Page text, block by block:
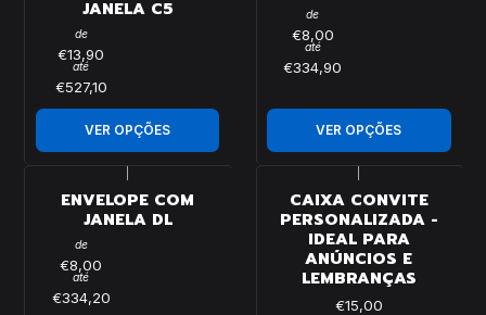
JANELA C5
de
€13,90
até
€527,10
VER OPÇÕES
de
€8,00
até
€334,90
VER OPÇÕES
ENVELOPE COM
JANELA DL
de
€8,00
até
€334,20
CAIXA CONVITE
PERSONALIZADA -
IDEAL PARA
ANÚNCIOS E
LEMBRANÇAS
€15,00